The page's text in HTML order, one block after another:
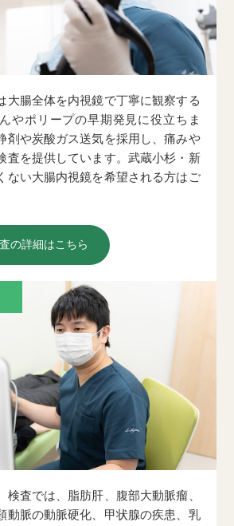
大腸全体を内視鏡で丁寧に観察する
やポリープの早期発見に役立ちま
剤や炭酸ガス送気を採用し、痛みや
査を提供しています。武蔵小杉・新
ない大腸内視鏡を希望される方はご
の詳細はこちら
検査では、脂肪肝、腹部大動脈瘤、
動脈の動脈硬化、甲状腺の疾患、乳